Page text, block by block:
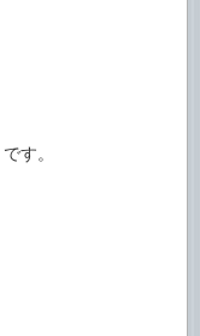
です。